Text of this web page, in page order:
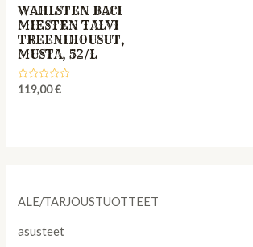
ALE/TARJOUSTUOTTEET
asusteet
WAHLSTEN BACI
MIESTEN TALVI
TREENIHOUSUT,
MUSTA, 52/L
Rated
119,00€